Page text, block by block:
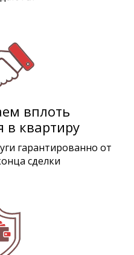
вплоть
в квартиру
гарантированно от
сделки